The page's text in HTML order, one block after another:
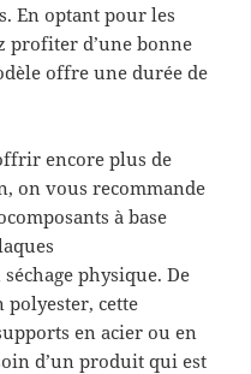
En optant pour les
profiter d’une bonne
offre une durée de
encore plus de
on vous recommande
à base
physique. De
polyester, cette
en acier ou en
d’un produit qui est